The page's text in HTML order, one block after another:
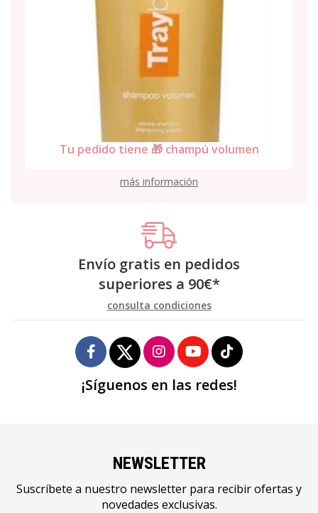
Tu pedido tiene 🎁 ampollas caída
Violett-10
más información
Envío gratis en pedidos
superiores a 90€*
consulta condiciones
¡Síguenos en las redes!
NEWSLETTER
Suscríbete a nuestro newsletter para recibir ofertas y
novedades exclusivas.